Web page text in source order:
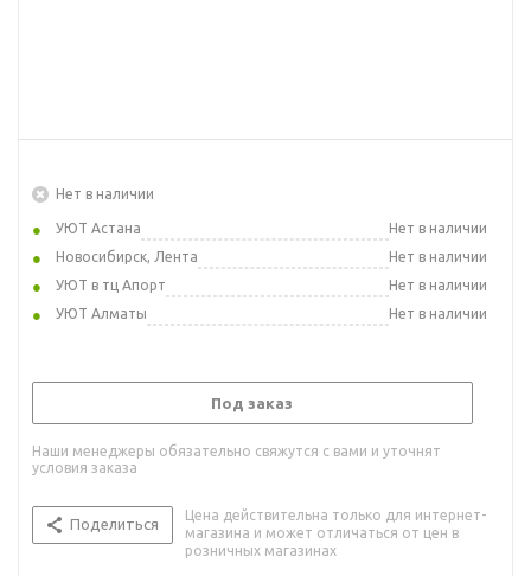
Нет в наличии
УЮТ Астана
Нет в наличии
Новосибирск, Лента
Нет в наличии
УЮТ в тц Апорт
Нет в наличии
УЮТ Алматы
Нет в наличии
Под заказ
Наши менеджеры обязательно свяжутся с вами и уточнят
условия заказа
Поделиться
Цена действительна только для интернет-
магазина и может отличаться от цен в
розничных магазинах